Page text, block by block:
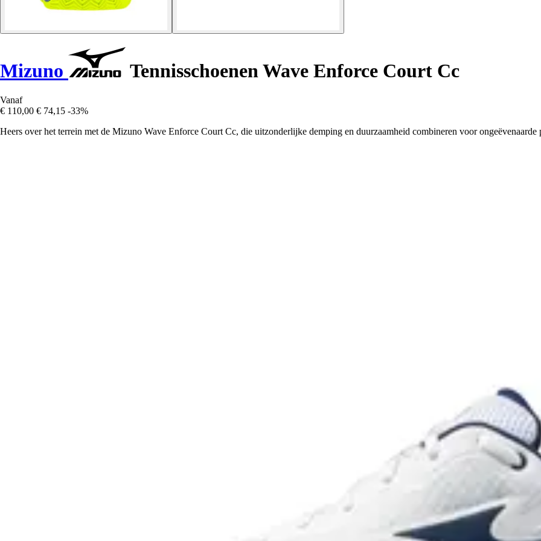
Mizuno Tennisschoenen Wave Enforce Court Cc
Vanaf
€ 110,00 € 74,15 -33%
Heers over het terrein met de Mizuno Wave Enforce Court Cc, die uitzonderlijke demping en duurzaamheid combineren voor ongeëvenaarde